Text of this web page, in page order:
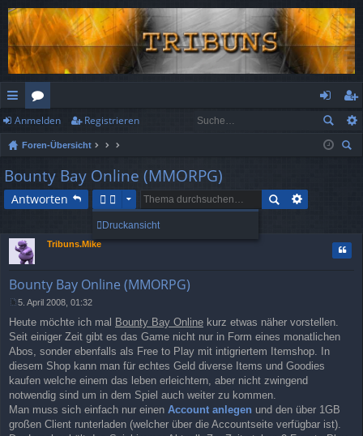
ch
ne
llz
ug
or
en
n
m
eg
ist
Anmelden Registrieren
Foren-Übersicht
Bounty Bay Online (MMORPG)
Antworten
Druckansicht
Tribuns.Mike
Bounty Bay Online (MMORPG)
Zitat
e
i
t
a
g
5. April 2008, 01:32
Heute möchte ich mal Bounty Bay Online kurz etwas näher vorstellen.
Seit einiger Zeit gibt es das Game nicht nur in Form eines monatlichen
Abos, sonder ebenfalls als Free to Play mit intigriertem Itemshop. In
diesem Shop kann man für echtes Geld diverse Items und Goodies
kaufen welche einem das leben erleichtern, aber nicht zwingend
notwendig sind um in dem Spiel auch weiter zu kommen.
Man muss sich einfach nur einen Account anlegen und den über 1GB
großen Client runterladen (welcher über die Accountseite verfügbar ist).